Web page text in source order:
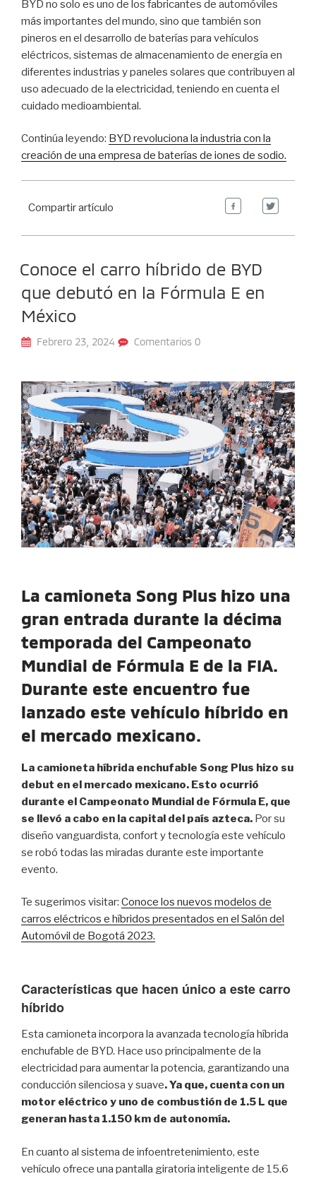
BYD no solo es uno de los fabricantes de automóviles
más importantes del mundo, sino que también son
pineros en el desarrollo de baterías para vehículos
eléctricos, sistemas de almacenamiento de energía en
diferentes industrias y paneles solares que contribuyen al
uso adecuado de la electricidad, teniendo en cuenta el
cuidado medioambiental.
Continúa leyendo: BYD revoluciona la industria con la
creación de una empresa de baterías de iones de sodio.
Compartir artículo
Conoce el carro híbrido de BYD
que debutó en la Fórmula E en
México
Febrero 23, 2024 Comentarios 0
La camioneta Song Plus hizo una
gran entrada durante la décima
temporada del Campeonato
Mundial de Fórmula E de la FIA.
Durante este encuentro fue
lanzado este vehículo híbrido en
el mercado mexicano.
La camioneta híbrida enchufable Song Plus hizo su
debut en el mercado mexicano. Esto ocurrió
durante el Campeonato Mundial de Fórmula E, que
se llevó a cabo en la capital del país azteca. Por su
diseño vanguardista, confort y tecnología este vehículo
se robó todas las miradas durante este importante
evento.
Te sugerimos visitar: Conoce los nuevos modelos de
carros eléctricos e híbridos presentados en el Salón del
Automóvil de Bogotá 2023.
Características que hacen único a este carro
híbrido
Esta camioneta incorpora la avanzada tecnología híbrida
enchufable de BYD. Hace uso principalmente de la
electricidad para aumentar la potencia, garantizando una
conducción silenciosa y suave. Ya que, cuenta con un
motor eléctrico y uno de combustión de 1.5 L que
generan hasta 1.150 km de autonomía.
En cuanto al sistema de infoentretenimiento, este
vehículo ofrece una pantalla giratoria inteligente de 15.6